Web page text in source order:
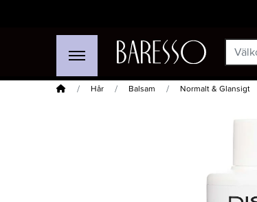
Hem Hår Balsam Normalt & Glansigt